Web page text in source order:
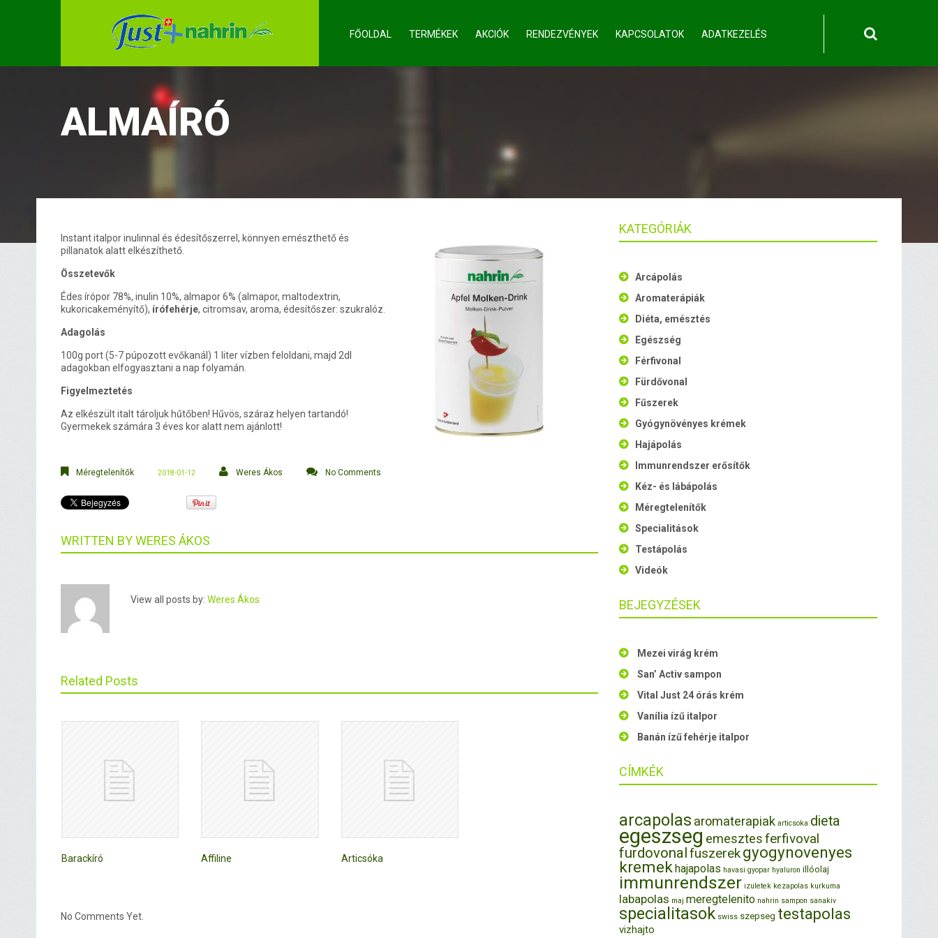
FŐOLDAL TERMÉKEK AKCIÓK RENDEZVÉNYEK KAPCSOLATOK ADATKEZELÉS
ALMAÍRÓ
Instant italpor inulinnal és édesítőszerrel, könnyen emészthető és
pillanatok alatt elkészíthető.
Összetevők
Édes írópor 78%, inulin 10%, almapor 6% (almapor, maltodextrin,
kukoricakeményítő), írófehérje, citromsav, aroma, édesítőszer: szukralóz.
Adagolás
100g port (5-7 púpozott evőkanál) 1 liter vízben feloldani, majd 2dl
adagokban elfogyasztani a nap folyamán.
Figyelmeztetés
Az elkészült italt tároljuk hűtőben! Hűvös, száraz helyen tartandó!
Gyermekek számára 3 éves kor alatt nem ajánlott!
Méregtelenítők 2018-01-12 Weres Ákos No Comments
WRITTEN BYWERES ÁKOS
View all posts by: Weres Ákos
Related Posts
Barackíró Affiline Articsóka
No Comments Yet.
KATEGÓRIÁK
Arcápolás
Aromaterápiák
Diéta, emésztés
Egészség
Férfivonal
Fürdővonal
Fűszerek
Gyógynövényes krémek
Hajápolás
Immunrendszer erősítők
Kéz- és lábápolás
Méregtelenítők
Specialitások
Testápolás
Videók
BEJEGYZÉSEK
Mezei virág krém
San’ Activ sampon
Vital Just 24 órás krém
Vanília ízű italpor
Banán ízű fehérje italpor
CÍMKÉK
arcapolas aromaterapiak articsoka dieta
egeszseg emesztesferfivoval
furdovonalfuszerekgyogynovenyes
kremek hajapolas havasi gyopar hyaluron illóolaj
immunrendszer izuletek kezapolas kurkuma
labapolas maj meregtelenito nahrin sampon sanakiv
specialitasok swiss szepseg testapolas
vizhajto